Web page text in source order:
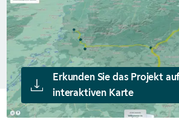
Erkunden Sie das Projekt
interaktiven Karte